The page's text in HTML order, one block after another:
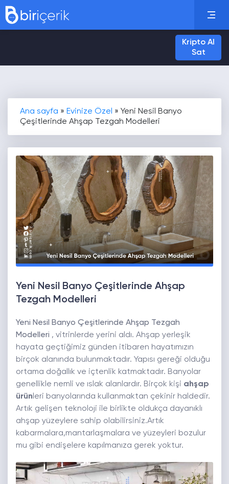
Kripto Al
Sat
Ana sayfa » Evinize Özel » Yeni Nesil Banyo
Çeşitlerinde Ahşap Tezgah Modelleri
Yeni Nesil Banyo Çeşitlerinde Ahşap
Tezgah Modelleri
Yeni Nesil Banyo Çeşitlerinde Ahşap Tezgah
Modelleri , vitrinlerde yerini aldı. Ahşap yerleşik
hayata geçtiğimiz günden itibaren hayatımızın
birçok alanında bulunmaktadır. Yapısı gereği olduğu
ortama doğallık ve içtenlik katmaktadır. Banyolar
genellikle nemli ve ıslak alanlardır. Birçok kişi ahşap
ürün leri banyolarında kullanmaktan çekinir haldedir.
Artık gelişen teknoloji ile birlikte oldukça dayanıklı
ahşap yüzeylere sahip olabilirsiniz.Artık
kabarmalara,mantarlaşmalara ve yüzeyleri bozulur
mu gibi endişelere kapılmanıza gerek yoktur.